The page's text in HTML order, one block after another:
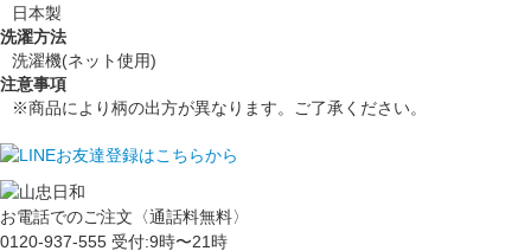
日本製
洗濯方法
洗濯機(ネット使用)
注意事項
※商品により柄の出方が異なります。ご了承ください。
お電話でのご注文〈通話料無料〉
0120-937-555 受付:9時〜21時